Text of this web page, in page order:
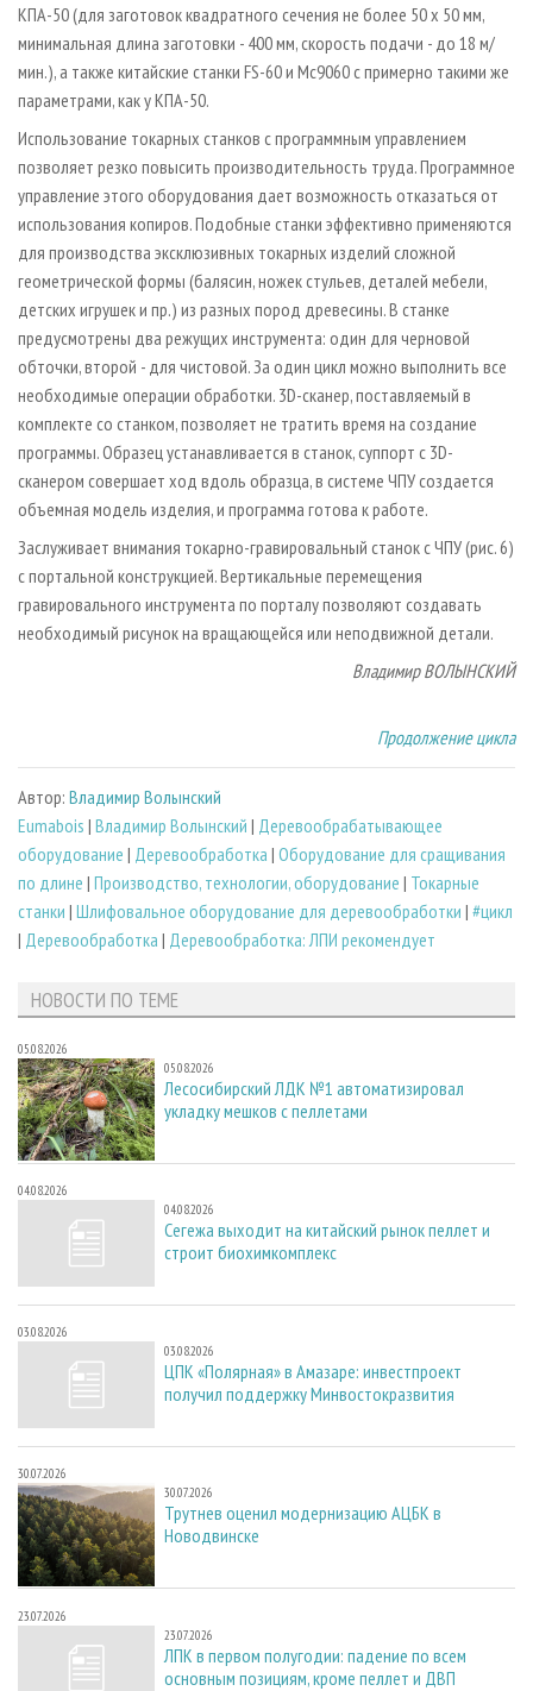
КПА-50 (для заготовок квадратного сечения не более 50 х 50 мм,
минимальная длина заготовки - 400 мм, скорость подачи - до 18 м/
мин.), а также китайские станки FS-60 и Мс9060 с примерно такими же
параметрами, как у КПА-50.
Использование токарных станков с программным управлением
позволяет резко повысить производительность труда. Программное
управление этого оборудования дает возможность отказаться от
использования копиров. Подобные станки эффективно применяются
для производства эксклюзивных токарных изделий сложной
геометрической формы (балясин, ножек стульев, деталей мебели,
детских игрушек и пр.) из разных пород древесины. В станке
предусмотрены два режущих инструмента: один для черновой
обточки, второй - для чистовой. За один цикл можно выполнить все
необходимые операции обработки. 3D-сканер, поставляемый в
комплекте со станком, позволяет не тратить время на создание
программы. Образец устанавливается в станок, суппорт с 3D-
сканером совершает ход вдоль образца, в системе ЧПУ создается
объемная модель изделия, и программа готова к работе.
Заслуживает внимания токарно-гравировальный станок с ЧПУ (рис. 6)
с портальной конструкцией. Вертикальные перемещения
гравировального инструмента по порталу позволяют создавать
необходимый рисунок на вращающейся или неподвижной детали.
Владимир ВОЛЫНСКИЙ
Продолжение цикла
Автор: Владимир Волынский
Eumabois | Владимир Волынский | Деревообрабатывающее
оборудование | Деревообработка | Оборудование для сращивания
по длине | Производство, технологии, оборудование | Токарные
станки | Шлифовальное оборудование для деревообработки | #цикл
| Деревообработка | Деревообработка: ЛПИ рекомендует
НОВОСТИ ПО ТЕМЕ
05.08.2026
05.08.2026
Лесосибирский ЛДК №1 автоматизировал
укладку мешков с пеллетами
04.08.2026
04.08.2026
Сегежа выходит на китайский рынок пеллет и
строит биохимкомплекс
03.08.2026
03.08.2026
ЦПК «Полярная» в Амазаре: инвестпроект
получил поддержку Минвостокразвития
30.07.2026
30.07.2026
Трутнев оценил модернизацию АЦБК в
Новодвинске
23.07.2026
23.07.2026
ЛПК в первом полугодии: падение по всем
основным позициям, кроме пеллет и ДВП